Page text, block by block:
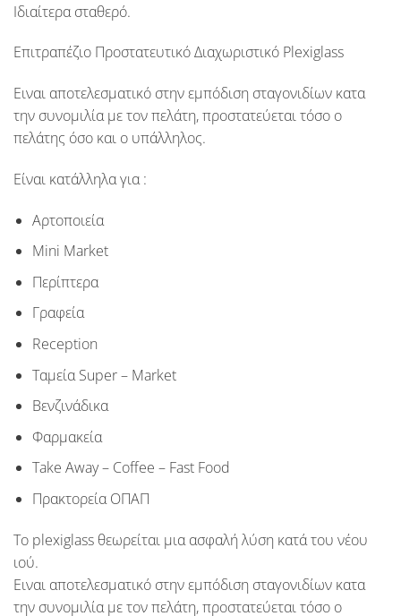
Ιδιαίτερα σταθερό.
Επιτραπέζιο Προστατευτικό Διαχωριστικό Plexiglass
Ειναι αποτελεσματικό στην εμπόδιση σταγονιδίων κατα
την συνομιλία με τον πελάτη, προστατεύεται τόσο ο
πελάτης όσο και ο υπάλληλος.
Είναι κατάλληλα για :
Αρτοποιεία
Mini Market
Περίπτερα
Γραφεία
Reception
Tαμεία Super – Market
Βενζινάδικα
Φαρμακεία
Take Away – Coffee – Fast Food
Πρακτορεία ΟΠΑΠ
Το plexiglass θεωρείται μια ασφαλή λύση κατά του νέου
ιού.
Ειναι αποτελεσματικό στην εμπόδιση σταγονιδίων κατα
την συνομιλία με τον πελάτη, προστατεύεται τόσο ο